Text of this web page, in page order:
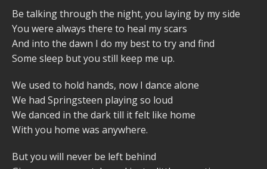
Be talking through the night, you laying by my side
You were always there to heal my scars
And into the dawn I do my best to try and find
Some sleep but you still keep me up.
We used to hold hands, now I dance alone
We had Springsteen playing so loud
We danced in the dark till it felt like home
With you home was anywhere.
But you will never be left behind